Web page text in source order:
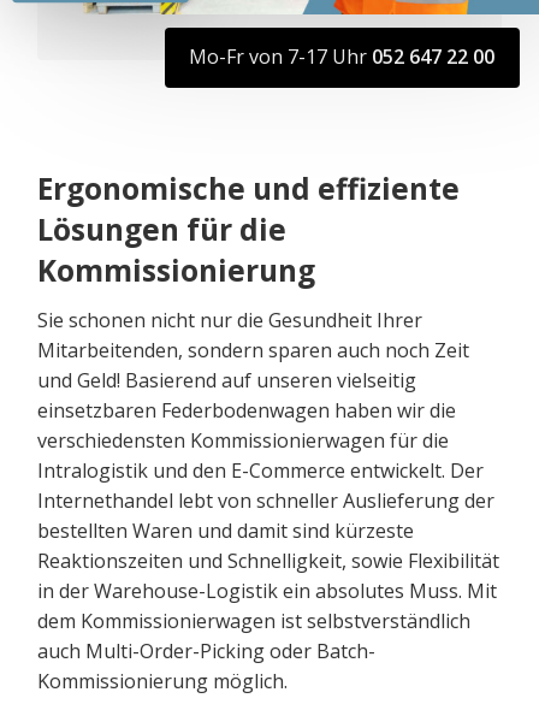
Mo-Fr von 7-17 Uhr 052 647 22 00
Ergonomische und effiziente
Lösungen für die
Kommissionierung
Sie schonen nicht nur die Gesundheit Ihrer
Mitarbeitenden, sondern sparen auch noch Zeit
und Geld! Basierend auf unseren vielseitig
einsetzbaren Federbodenwagen haben wir die
verschiedensten Kommissionierwagen für die
Intralogistik und den E-Commerce entwickelt. Der
Internethandel lebt von schneller Auslieferung der
bestellten Waren und damit sind kürzeste
Reaktionszeiten und Schnelligkeit, sowie Flexibilität
in der Warehouse-Logistik ein absolutes Muss. Mit
dem Kommissionierwagen ist selbstverständlich
auch Multi-Order-Picking oder Batch-
Kommissionierung möglich.